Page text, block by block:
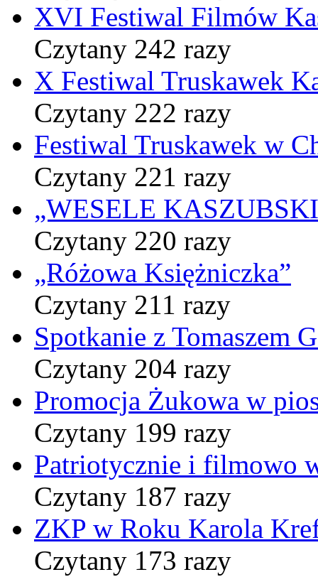
XVI Festiwal Filmów
Czytany 242 razy
X Festiwal Truskawek
Czytany 222 razy
Festiwal Truskawek w
Czytany 221 razy
„WESELE
Czytany 220 razy
„Różowa Księżniczka”
Czytany 211 razy
Spotkanie z Tomaszem
Czytany 204 razy
Promocja Żukowa w
Czytany 199 razy
Patriotycznie i filmowo
Czytany 187 razy
ZKP w Roku Karola
Czytany 173 razy